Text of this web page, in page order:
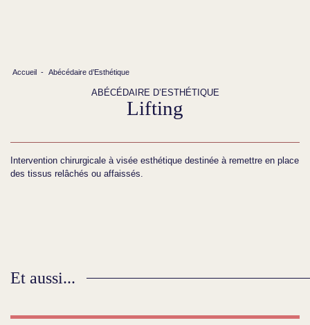
Accueil - Abécédaire d’Esthétique
ABÉCÉDAIRE D’ESTHÉTIQUE
Lifting
Intervention chirurgicale à visée esthétique destinée à remettre en place
des tissus relâchés ou affaissés.
Et aussi...